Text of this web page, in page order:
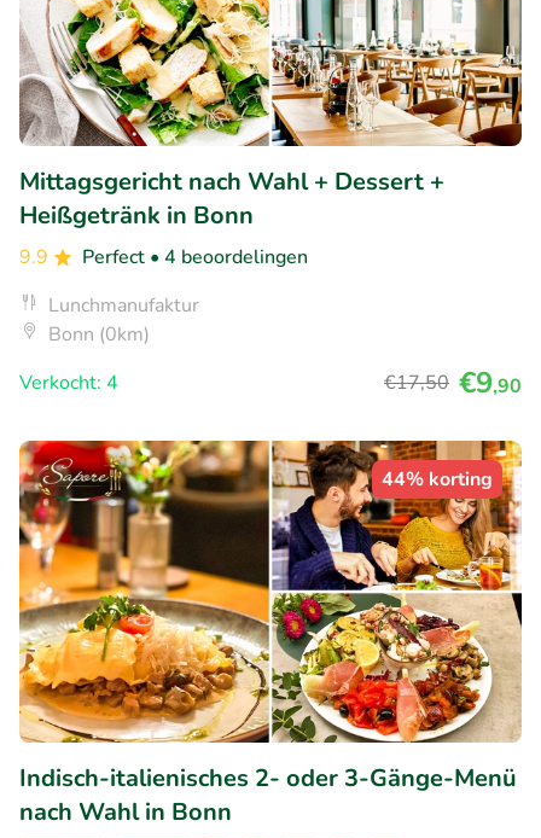
Mittagsgericht nach Wahl + Dessert +
Heißgetränk in Bonn
9.9 Perfect • 4 beoordelingen
Lunchmanufaktur
Bonn (0km)
Verkocht: 4
€17,50 €9,90
44% korting
Indisch-italienisches 2- oder 3-Gänge-Menü
nach Wahl in Bonn